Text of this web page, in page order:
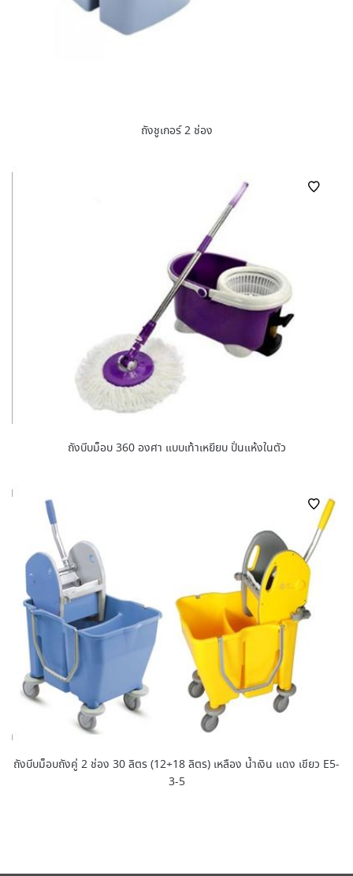
ถังชูเกอร์ 2 ช่อง
ถังบีบม็อบ 360 องศา แบบเท้าเหยียบ ปั่นแห้งในตัว
ถังบีบม็อบถังคู่ 2 ช่อง 30 ลิตร (12+18 ลิตร) เหลือง น้ำเงิน แดง เขียว E5-
3-5